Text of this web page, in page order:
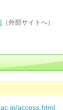
（外部サイトへ）
access.html